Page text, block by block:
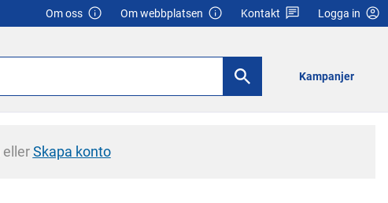
Om oss Om webbplatsen Kontakt Logga in
Kampanjer
ellerSkapa konto